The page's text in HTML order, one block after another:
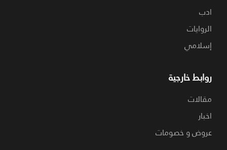
ادب
الروايات
إسلامي
روابط خارجية
مقالات
اخبار
عروض و خصومات